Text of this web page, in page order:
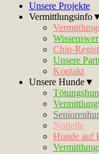
Unsere Projekte
Chip-
Unsere
Kontakt
Unsere Hunde▼
Notfelle
Hunde auf